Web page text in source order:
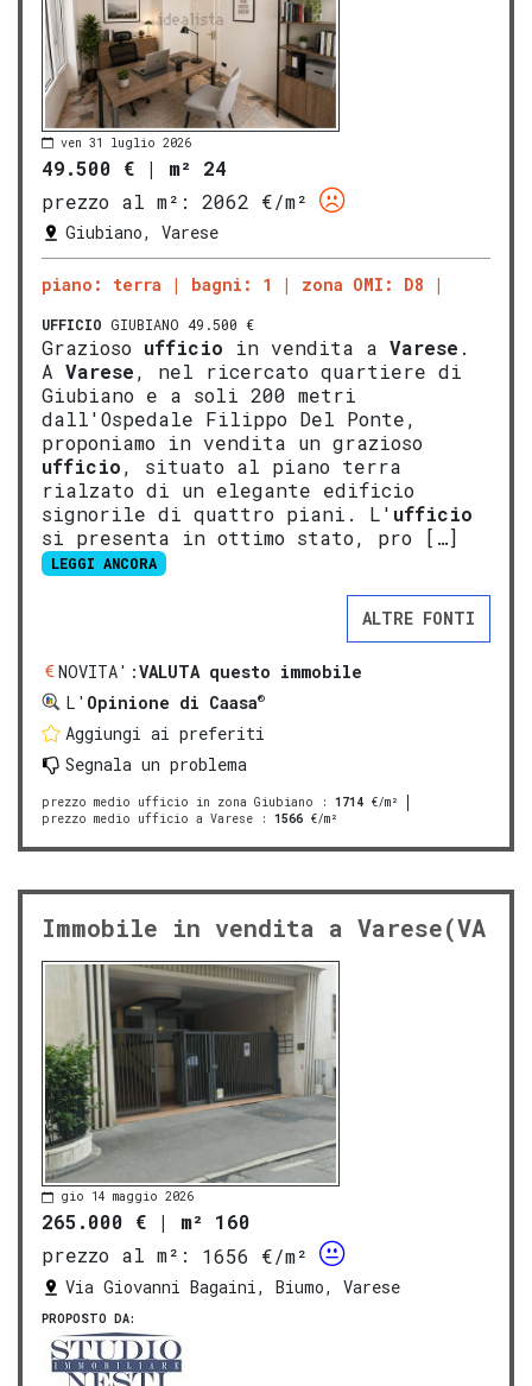
ven 31 luglio 2026
49.500 € | m² 24
prezzo al m²:
2062 €/m²
Giubiano, Varese
piano: terra bagni: 1 zona OMI: D8
UFFICIO GIUBIANO 49.500 €
Grazioso ufficio in vendita a Varese .
A Varese, nel ricercato quartiere di
Giubiano e a soli 200 metri
dall'Ospedale Filippo Del Ponte,
proponiamo in vendita un grazioso
ufficio, situato al piano terra
rialzato di un elegante edificio
signorile di quattro piani. L' ufficio
si presenta in ottimo stato, pro […]
LEGGI ANCORA
ALTRE FONTI
NOVITA':VALUTA questo immobile
L' Opinione di Caasa®
Aggiungi ai preferiti
Segnala un problema
prezzo medio ufficio in zona Giubiano : 1714 €/m²
prezzo medio ufficio a Varese : 1566 €/m²
Immobile in vendita a Varese(VA
gio 14 maggio 2026
265.000 € | m² 160
prezzo al m²:
1656 €/m²
Via Giovanni Bagaini, Biumo, Varese
PROPOSTO DA: